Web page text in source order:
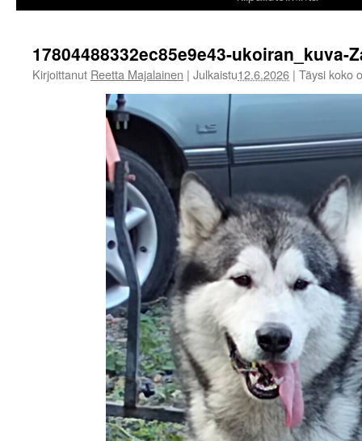
17804488332ec85e9e43-ukoiran_kuva-
Kirjoittanut Reetta Majalainen | Julkaistu12.6.2026 | Täysi koko